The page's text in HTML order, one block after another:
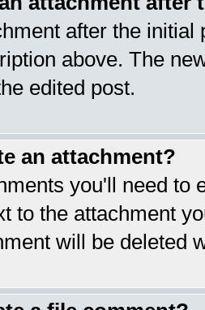
after the
above. The
edited post.
an attachment?
you'll need
to the attachment
will be deleted